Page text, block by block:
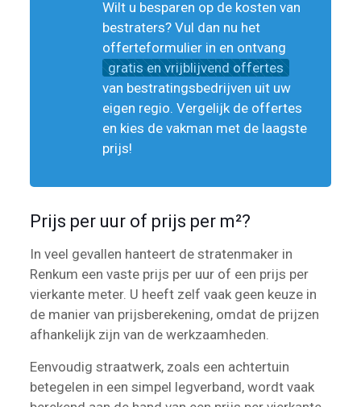
Wilt u besparen op de kosten van
bestraters? Vul dan nu het
offerteformulier in en ontvang
gratis en vrijblijvend offertes
van bestratingsbedrijven uit uw
eigen regio. Vergelijk de offertes
en kies de vakman met de laagste
prijs!
Prijs per uur of prijs per m²?
In veel gevallen hanteert de stratenmaker in
Renkum een vaste prijs per uur of een prijs per
vierkante meter. U heeft zelf vaak geen keuze in
de manier van prijsberekening, omdat de prijzen
afhankelijk zijn van de werkzaamheden.
Eenvoudig straatwerk, zoals een achtertuin
betegelen in een simpel legverband, wordt vaak